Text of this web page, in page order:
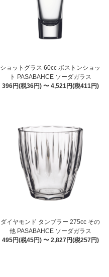
ショットグラス 60cc ボストンショッ
ト PASABAHCE ソーダガラス
396円(税36円) 〜 4,521円(税411円)
ダイヤモンド タンブラー 275cc その
他 PASABAHCE ソーダガラス
495円(税45円) 〜 2,827円(税257円)